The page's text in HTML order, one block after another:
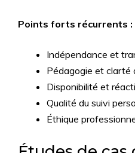
Points forts récurrents :
Indépendance et
Pédagogie et clarté
Disponibilité et
Qualité du suivi
Éthique